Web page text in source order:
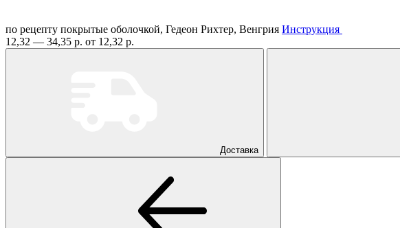
по рецепту покрытые оболочкой, Гедеон Рихтер, Венгрия Инструкция
12,32 — 34,35 р. от 12,32 р.
Доставка